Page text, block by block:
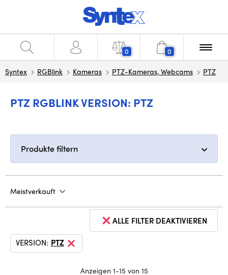
0 0
Syntex RGBlink Kameras PTZ-Kameras, Webcams PTZ
PTZ RGBLINK VERSION: PTZ
Produkte filtern
Meistverkauft
ALLE FILTER DEAKTIVIEREN
VERSION: PTZ
Anzeigen 1-15 von 15